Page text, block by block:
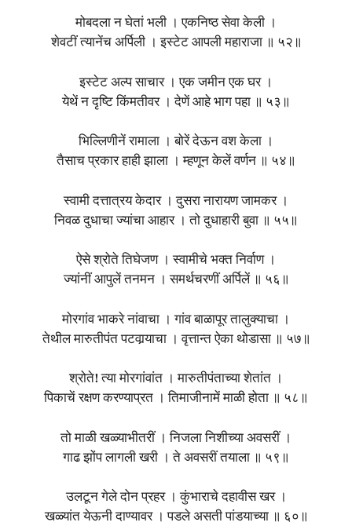
मोबदला न घेतां भली । एकनिष्ठ सेवा केली ।
शेवटीं त्यानेंच अर्पिली । इस्टेट आपली महाराजा ॥ ५२॥
इस्टेट अल्प साचार । एक जमीन एक घर ।
येथें न दृष्टि किंमतीवर । देणें आहे भाग पहा ॥ ५३॥
भिल्लिणीनें रामाला । बोरें देऊन वश केला ।
तैसाच प्रकार हाही झाला । म्हणून केलें वर्णन ॥ ५४॥
स्वामी दत्तात्रय केदार । दुसरा नारायण जामकर ।
निवळ दुधाचा ज्यांचा आहार । तो दुधाहारी बुवा ॥ ५५॥
ऐसे श्रोते तिघेजण । स्वामीचे भक्त निर्वाण ।
ज्यांनीं आपुलें तनमन । समर्थचरणीं अर्पिलें ॥ ५६॥
मोरगांव भाकरे नांवाचा । गांव बाळापूर तालुक्याचा ।
तेथील मारुतीपंत पटवार्‍याचा । वृत्तान्त ऐका थोडासा ॥ ५७॥
श्रोते! त्या मोरगांवांत । मारुतीपंताच्या शेतांत ।
पिकाचें रक्षण करण्याप्रत । तिमाजीनामें माळी होता ॥ ५८॥
तो माळी खळ्याभीतरीं । निजला निशीच्या अवसरीं ।
गाढ झोंप लागली खरी । ते अवसरीं तयाला ॥ ५९॥
उलटून गेले दोन प्रहर । कुंभाराचे दहावीस खर ।
खळ्यांत येऊनी दाण्यावर । पडले असती पांडयाच्या ॥ ६०॥